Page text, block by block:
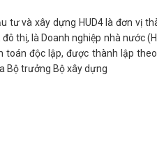
tư và xây dựng HUD4 là đơn vị
thị, là Doanh nghiệp nhà nước
toán độc lập, được thành lập
Bộ trưởng Bộ xây dựng